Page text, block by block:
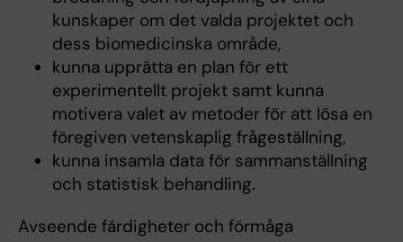
kunskaper om det valda projektet och
dess biomedicinska område,
kunna upprätta en plan för ett
experimentellt projekt samt kunna
motivera valet av metoder för att lösa en
föregiven vetenskaplig frågeställning,
kunna insamla data för sammanställning
och statistisk behandling.
Avseende färdigheter och förmåga